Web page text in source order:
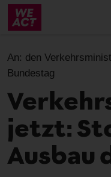
Skip
content
An: den
Bundestag
jetzt:
Ausbau